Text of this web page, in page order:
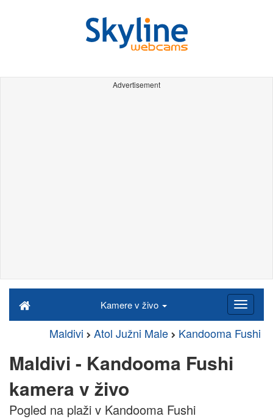
Advertisement
Kamere v živo
Maldivi Atol Južni Male Kandooma Fushi
Maldivi - Kandooma Fushi
kamera v živo
Pogled na plaži v Kandooma Fushi